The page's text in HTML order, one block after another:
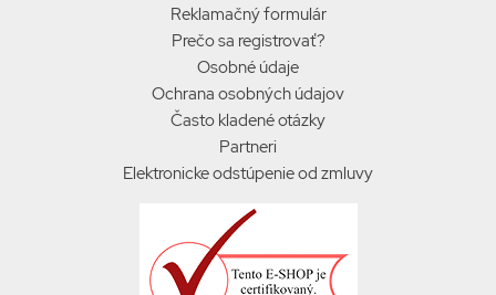
Reklamačný formulár
Prečo sa registrovať?
Osobné údaje
Ochrana osobných údajov
Často kladené otázky
Partneri
Elektronicke odstúpenie od zmluvy